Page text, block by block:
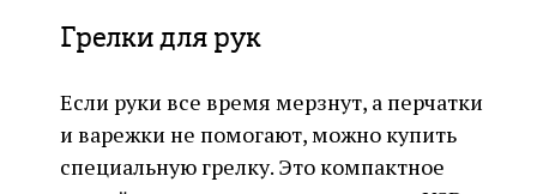
Грелки для рук
Если руки все время мерзнут, а перчатки
и варежки не помогают, можно купить
специальную грелку. Это компактное